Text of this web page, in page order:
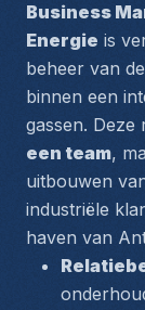
Business
Energie is
beheer van
binnen een
gassen. Deze
een team,
uitbouwen
industriële
haven van